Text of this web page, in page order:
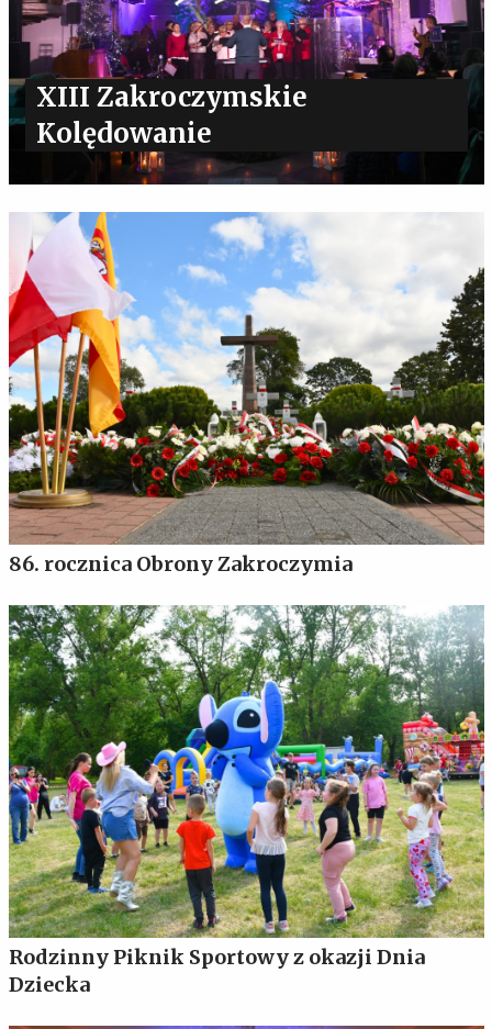
XIII Zakroczymskie
Kolędowanie
86. rocznica Obrony Zakroczymia
Rodzinny Piknik Sportowy z okazji Dnia
Dziecka